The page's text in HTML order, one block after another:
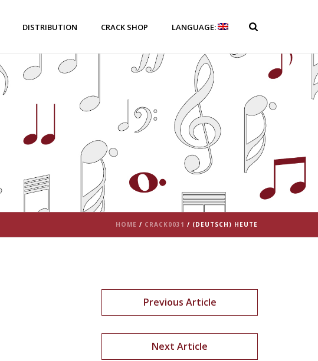
DISTRIBUTION CRACK SHOP LANGUAGE:
HOME / CRACK0031 / (DEUTSCH) HEUTE
Previous Article
Next Article